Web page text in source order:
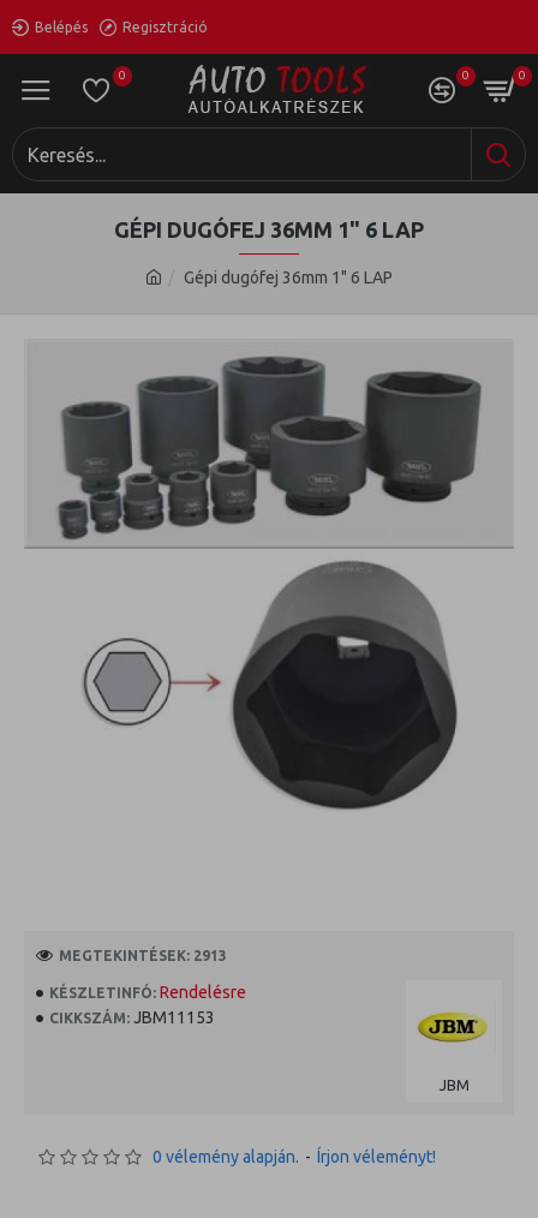
Belépés Regisztráció
0 0 0
Gépi dugófej 36mm 1" 6 LAP
GÉPI DUGÓFEJ 36MM 1" 6 LAP
KÉSZLETINFÓ: Rendelésre
CIKKSZÁM: JBM11153
JBM
MEGTEKINTÉSEK: 2913
0 vélemény alapján. - Írjon véleményt!